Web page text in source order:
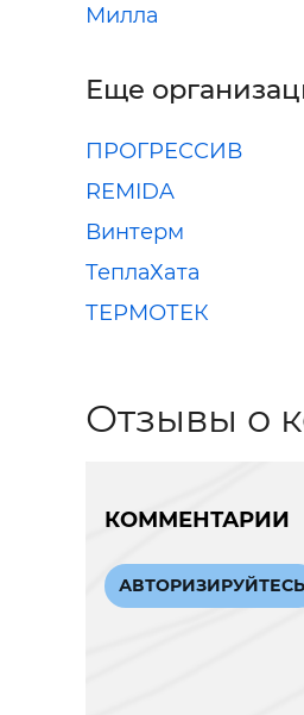
Милла
Еще
ПРОГРЕССИВ
REMIDA
Винтерм
ТеплаХата
ТЕРМОТЕК
Отзывы о
КОММЕНТАРИИ
АВТОРИЗИРУЙТЕСЬ